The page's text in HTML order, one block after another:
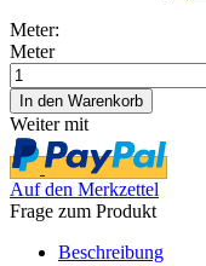
Meter:
Meter
Weiter mit
Auf den Merkzettel
Frage zum Produkt
Beschreibung